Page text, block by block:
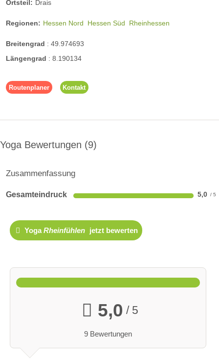
Ortsteil: Drais
Regionen: Hessen Nord Hessen Süd Rheinhessen
Breitengrad : 49.974693
Längengrad : 8.190134
Routenplaner Kontakt
Yoga Bewertungen 9
Zusammenfassung
Gesamteindruck 5,0
YogaRheinfühlen jetzt bewerten
5,0 / 5
9 Bewertungen